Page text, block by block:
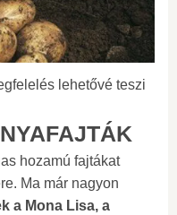
lehetővé teszi
hozamú fajtákat
Ma már nagyon
a Mona Lisa, a